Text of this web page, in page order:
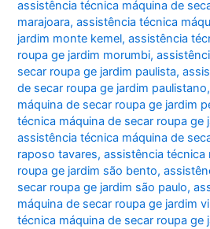
assistência técnica máquina de
marajoara,assistência técnica
jardim monte kemel,assistência
roupa ge jardim morumbi,
secar roupa ge jardim paulista,
de secar roupa ge jardim paulistano
máquina de secar roupa ge jardim
técnica máquina de secar roupa ge
assistência técnica máquina de
raposo tavares,assistência técnica
roupa ge jardim são bento,
secar roupa ge jardim são paulo,
máquina de secar roupa ge jardim
técnica máquina de secar roupa ge